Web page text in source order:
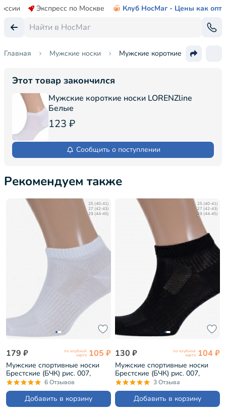
Экспресс по Москве Клуб НосМаг - Цены как опт
Главная Мужские носки Мужские короткие носки
Этот товар закончился
Мужские короткие носки LORENZline
Белые
123 ₽
Сообщить о поступлении
Рекомендуем также
25 (40-41)
27 (42-43)
29 (44-45)
179 ₽ по клубной
карте 105 ₽
Мужские спортивные носки
Брестские (БЧК) рис. 007,
БЕЛЫЕ (14С2313)
6 Отзывов
Добавить в корзину
25 (40-41)
27 (42-43)
29 (44-45)
130 ₽ по клубной
карте 104 ₽
Мужские спортивные носки
Брестские (БЧК) рис. 007,
ЧЕРНЫЕ (14С2313)
3 Отзыва
Добавить в корзину